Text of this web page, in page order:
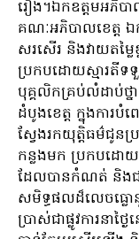
រៀង។ឯកឧត្តមអភិបា
គណៈអភិបាលខេត្ត ឯ
សរសើរ និងវាយតម្ល
ប្រកបដោយស្មារតីទទួ
បុគ្គលិកគ្រប់លំដាប់ថ្
ដំបូងខេត្ត ក្នុងការ
ស្វែងរកយុត្តិធម៌ជូនប្
កន្លងមក ប្រកបដោ
ដែលបានកំណត់ និងជ
សមិទ្ធផលដ៏លេចធ្លោនូ
ប្រាស់ជាផ្លូវការនាថ្